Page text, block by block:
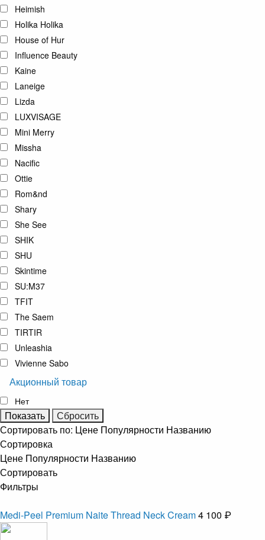
Heimish
Holika Holika
House of Hur
Influence Beauty
Kaine
Laneige
Lizda
LUXVISAGE
Mini Merry
Missha
Nacific
Ottie
Rom&nd
Shary
She See
SHIK
SHU
Skintime
SU:M37
TFIT
The Saem
TIRTIR
Unleashia
Vivienne Sabo
Акционный товар
Нет
Сортировать по: Цене Популярности Названию
Сортировка
Цене Популярности Названию
Сортировать
Фильтры
Medi-Peel Premium Naite Thread Neck Cream4 100 ₽